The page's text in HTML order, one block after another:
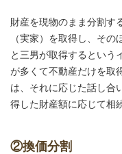
財産を現物のまま分割す
（実家）を取得し、そ
と三男が取得するという
が多くて不動産だけを取
は、それに応じた話し合
得した財産額に応じて相
②換価分割